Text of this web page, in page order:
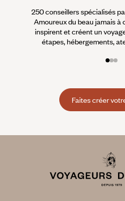
250 conseillers spécialisés
Amoureux du beau jamais à
inspirent et créent un
étapes, hébergements,
Faites créer